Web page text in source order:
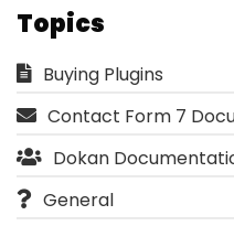
Topics
Buying Plugins
Contact Form 7
Dokan
General